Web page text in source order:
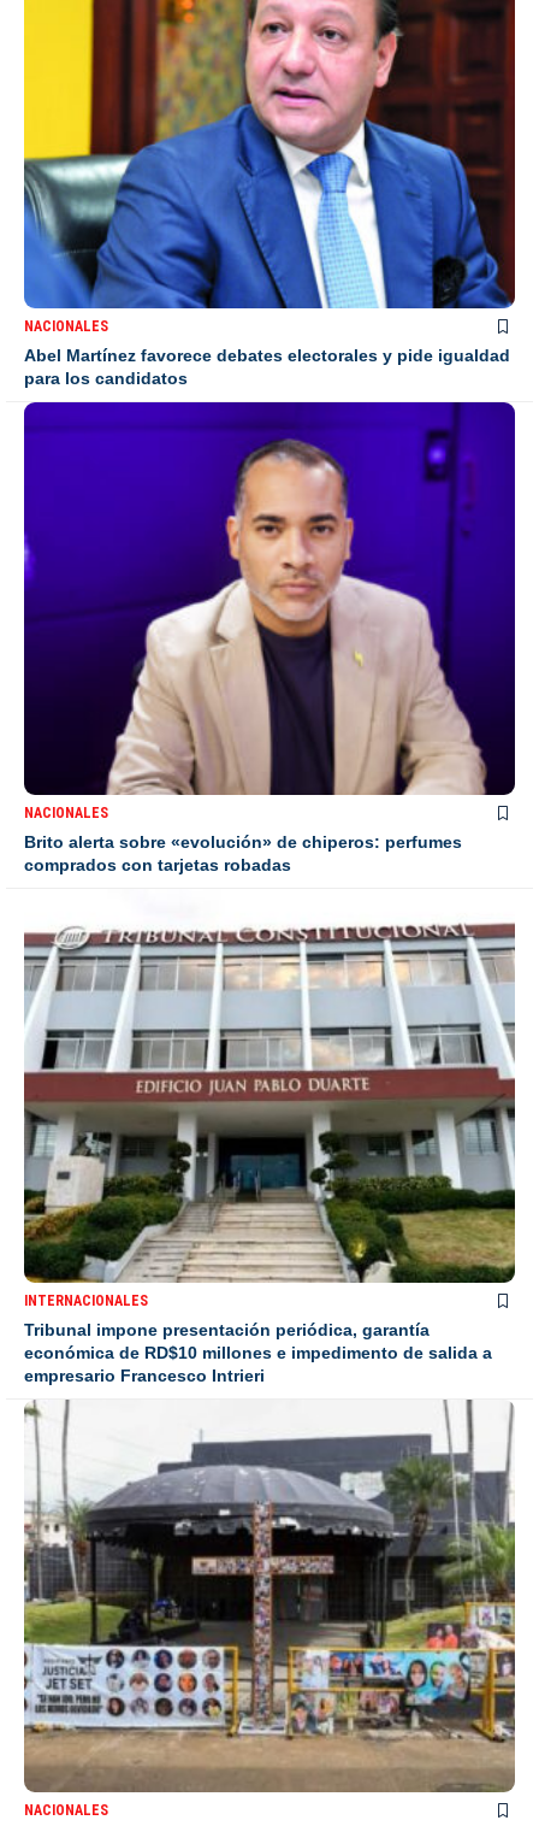
NACIONALES
Abel Martínez favorece debates electorales y pide igualdad
para los candidatos
NACIONALES
Brito alerta sobre «evolución» de chiperos: perfumes
comprados con tarjetas robadas
INTERNACIONALES
Tribunal impone presentación periódica, garantía
económica de RD$10 millones e impedimento de salida a
empresario Francesco Intrieri
NACIONALES